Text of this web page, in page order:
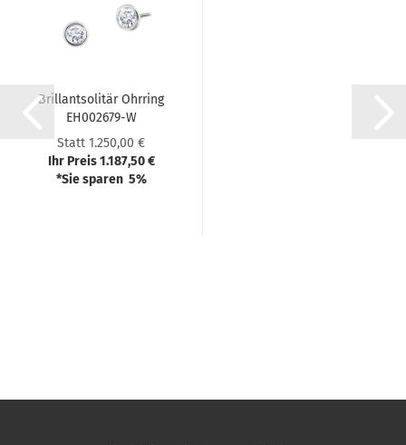
Bril­lant­so­li­tär Ohr­ring
EH002679-​​W
Statt 1.250,00 €
Ihr Preis 1.187,50 €
*Sie sparen 5%